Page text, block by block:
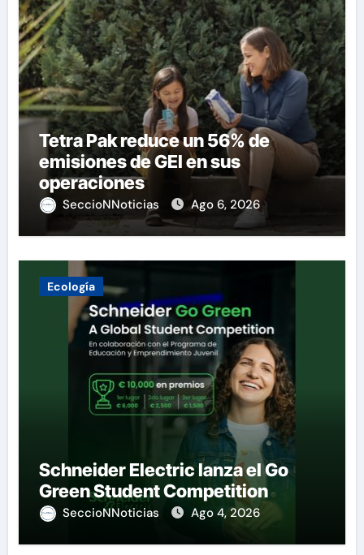
Tetra Pak reduce un 56% de
emisiones de GEI en sus
operaciones
SeccioNNoticias Ago 6, 2026
Ecología
Schneider Electric lanza el Go
Green Student Competition
SeccioNNoticias Ago 4, 2026